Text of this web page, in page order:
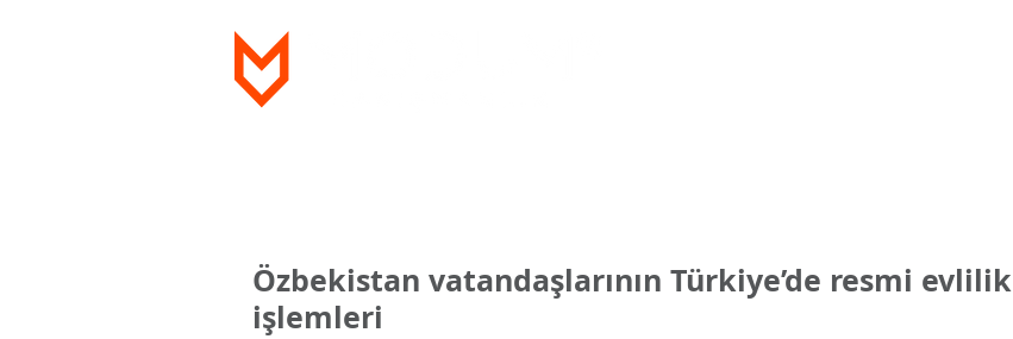
Özbekistan vatandaşlarının Türkiye’de resmi evlilik
işlemleri